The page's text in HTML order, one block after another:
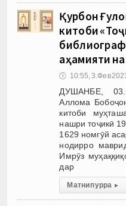
Қурбон
китоби
аҳамияти
🕔 10:55, 3.Фев
ДУШАНБЕ,
Аллома
китоби
нашри тоҷикӣ
1629 номгӯй
нодирро
Имрӯз
дар
Матни пурра ▸